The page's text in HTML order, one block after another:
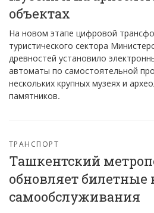
объектах
На новом этапе цифровой
туристического сектора
древностей установило
автоматы по самостоятельной
нескольких крупных музеях и
памятников.
ТРАНСПОРТ
Ташкентский
обновляет билетные
самообслуживания